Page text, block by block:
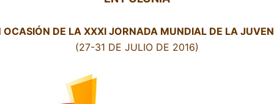
OCASIÓN DE LA XXXI JORNADA MUNDIAL DE LA
(27-31 DE JULIO DE 2016)